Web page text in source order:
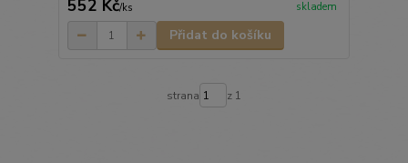
552 Kč/ks skladem
Přidat do košíku
strana z 1